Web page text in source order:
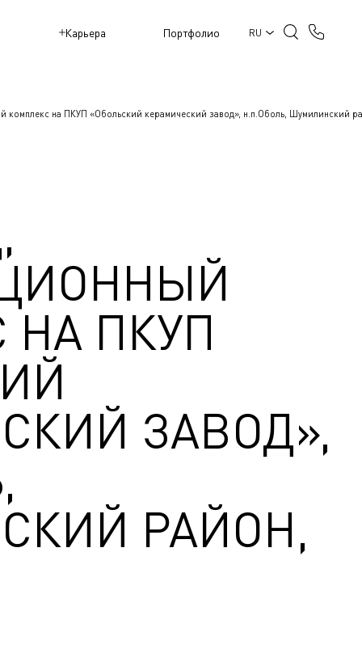
Карьера Портфолио RU
комплекс на ПКУП «Обольский керамический завод», н.п.Оболь, Шумилинский
ПКУП
ЗАВОД»,
РАЙОН,